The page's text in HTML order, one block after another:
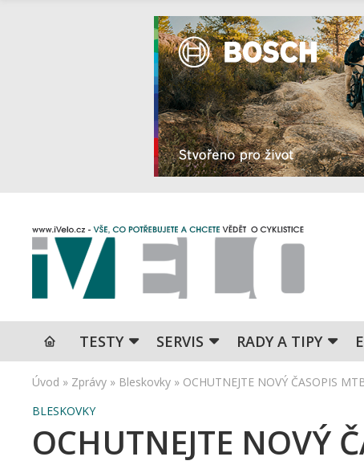
TESTY SERVIS RADY A TIPY
Úvod » Zprávy » Bleskovky » OCHUTNEJTE NOVÝ ČASOPIS
BLESKOVKY
OCHUTNEJTE NOVÝ